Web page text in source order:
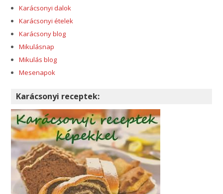
Karácsonyi dalok
Karácsonyi ételek
Karácsony blog
Mikulásnap
Mikulás blog
Mesenapok
Karácsonyi receptek: